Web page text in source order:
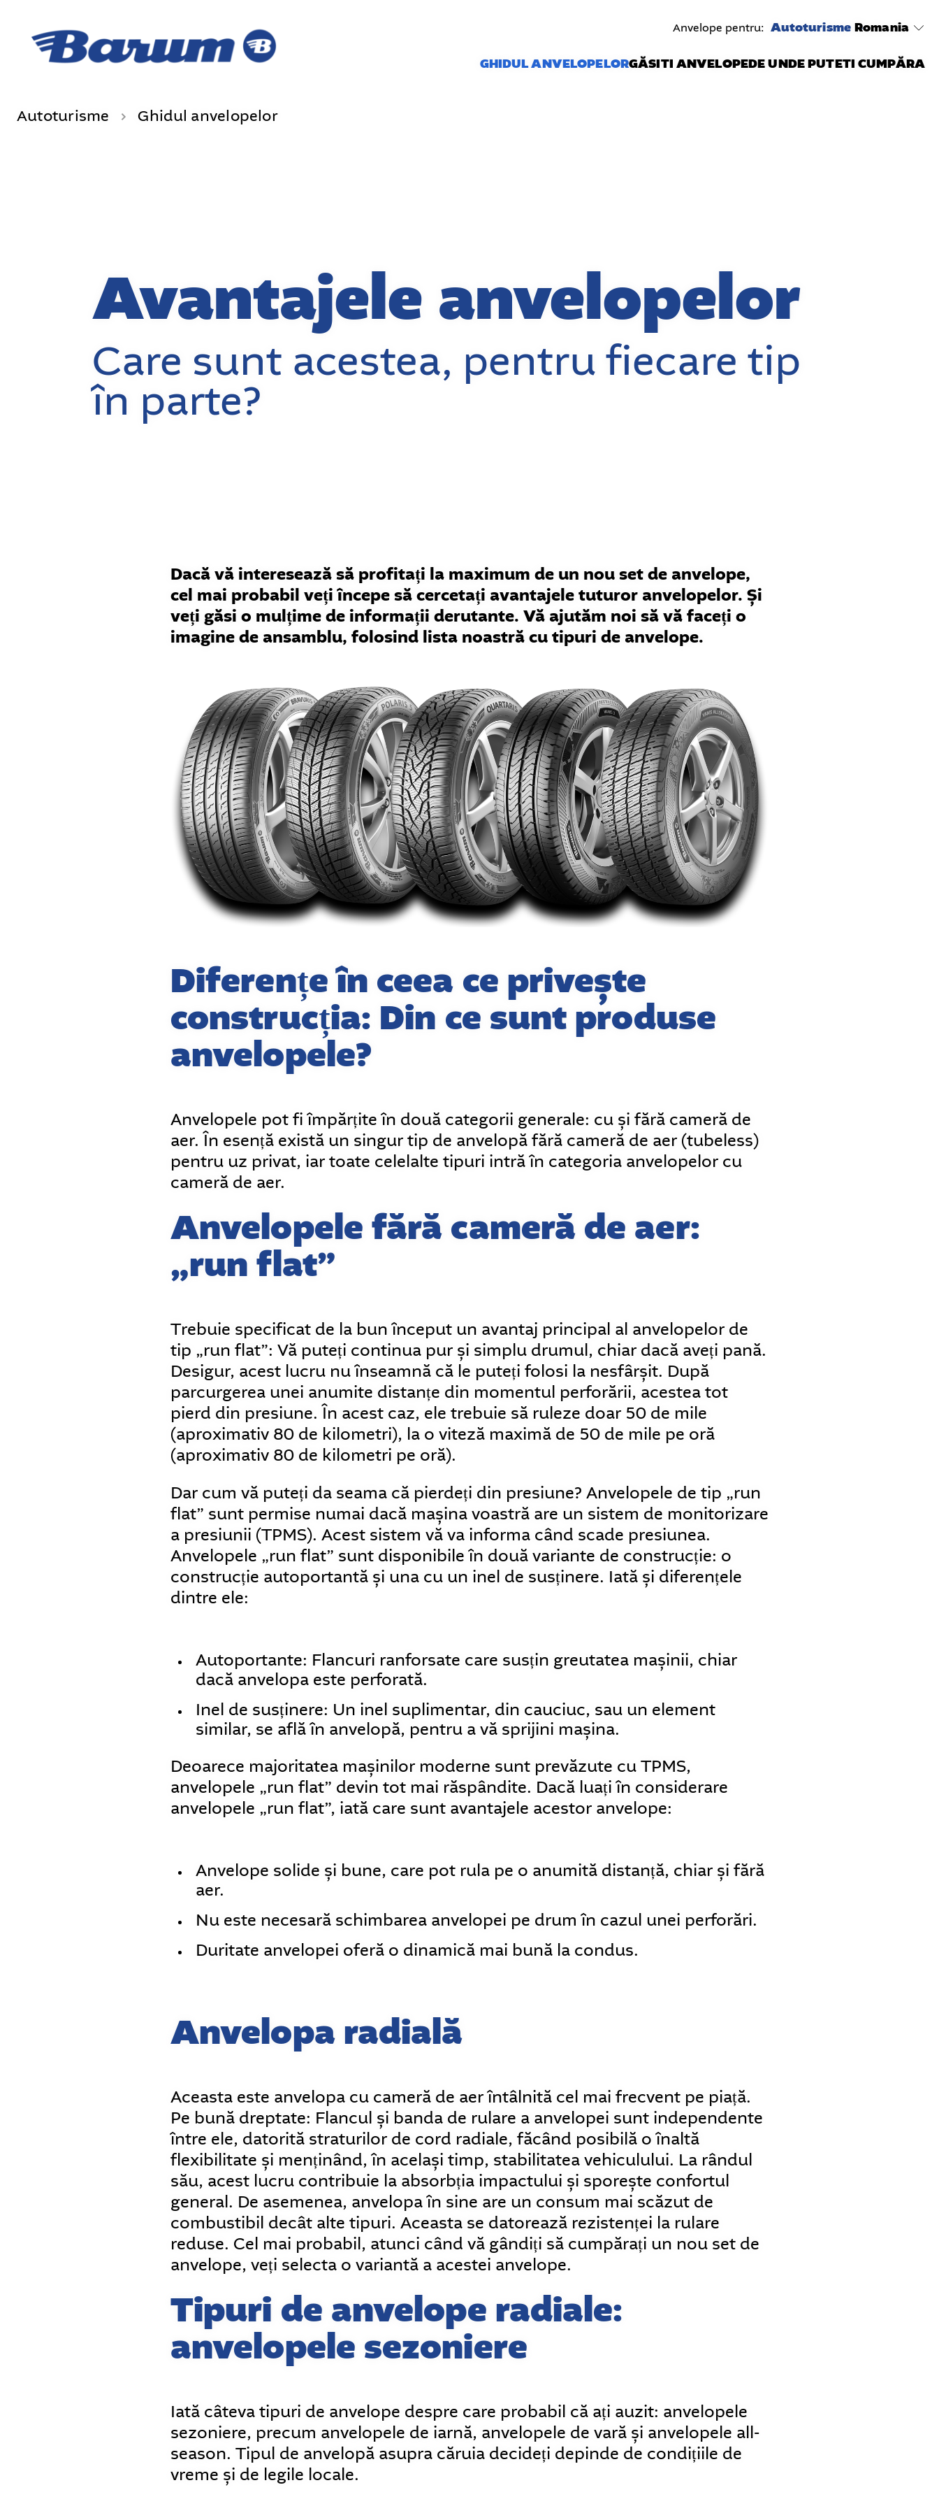
Anvelope pentru: Autoturisme Romania
GHIDUL ANVELOPELORGĂSITI ANVELOPEDE UNDE PUTETI CUMPĂRA
Autoturisme Ghidul anvelopelor
Avantajele anvelopelor
Care sunt acestea, pentru fiecare tip
în parte?
Dacă vă interesează să profitați la maximum de un nou set de anvelope,
cel mai probabil veți începe să cercetați avantajele tuturor anvelopelor. Și
veți găsi o mulțime de informații derutante. Vă ajutăm noi să vă faceți o
imagine de ansamblu, folosind lista noastră cu tipuri de anvelope.
Diferențe în ceea ce privește
construcția: Din ce sunt produse
anvelopele?
Anvelopele pot fi împărțite în două categorii generale: cu și fără cameră de
aer. În esență există un singur tip de anvelopă fără cameră de aer (tubeless)
pentru uz privat, iar toate celelalte tipuri intră în categoria anvelopelor cu
cameră de aer.
Anvelopele fără cameră de aer:
„run flat”
Trebuie specificat de la bun început un avantaj principal al anvelopelor de
tip „run flat”: Vă puteți continua pur și simplu drumul, chiar dacă aveți pană.
Desigur, acest lucru nu înseamnă că le puteți folosi la nesfârșit. După
parcurgerea unei anumite distanțe din momentul perforării, acestea tot
pierd din presiune. În acest caz, ele trebuie să ruleze doar 50 de mile
(aproximativ 80 de kilometri), la o viteză maximă de 50 de mile pe oră
(aproximativ 80 de kilometri pe oră).
Dar cum vă puteți da seama că pierdeți din presiune? Anvelopele de tip „run
flat” sunt permise numai dacă mașina voastră are un sistem de monitorizare
a presiunii (TPMS). Acest sistem vă va informa când scade presiunea.
Anvelopele „run flat” sunt disponibile în două variante de construcție: o
construcție autoportantă și una cu un inel de susținere. Iată și diferențele
dintre ele:
Autoportante: Flancuri ranforsate care susțin greutatea mașinii, chiar
dacă anvelopa este perforată.
Inel de susținere: Un inel suplimentar, din cauciuc, sau un element
similar, se află în anvelopă, pentru a vă sprijini mașina.
Deoarece majoritatea mașinilor moderne sunt prevăzute cu TPMS,
anvelopele „run flat” devin tot mai răspândite. Dacă luați în considerare
anvelopele „run flat”, iată care sunt avantajele acestor anvelope:
Anvelope solide și bune, care pot rula pe o anumită distanță, chiar și fără
aer.
Nu este necesară schimbarea anvelopei pe drum în cazul unei perforări.
Duritate anvelopei oferă o dinamică mai bună la condus.
Anvelopa radială
Aceasta este anvelopa cu cameră de aer întâlnită cel mai frecvent pe piață.
Pe bună dreptate: Flancul și banda de rulare a anvelopei sunt independente
între ele, datorită straturilor de cord radiale, făcând posibilă o înaltă
flexibilitate și menținând, în același timp, stabilitatea vehiculului. La rândul
său, acest lucru contribuie la absorbția impactului și sporește confortul
general. De asemenea, anvelopa în sine are un consum mai scăzut de
combustibil decât alte tipuri. Aceasta se datorează rezistenței la rulare
reduse. Cel mai probabil, atunci când vă gândiți să cumpărați un nou set de
anvelope, veți selecta o variantă a acestei anvelope.
Tipuri de anvelope radiale:
anvelopele sezoniere
Iată câteva tipuri de anvelope despre care probabil că ați auzit: anvelopele
sezoniere, precum anvelopele de iarnă, anvelopele de vară și anvelopele all-
season. Tipul de anvelopă asupra căruia decideți depinde de condițiile de
vreme și de legile locale.